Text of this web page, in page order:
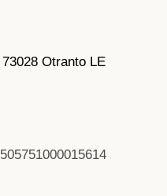
Otranto LE